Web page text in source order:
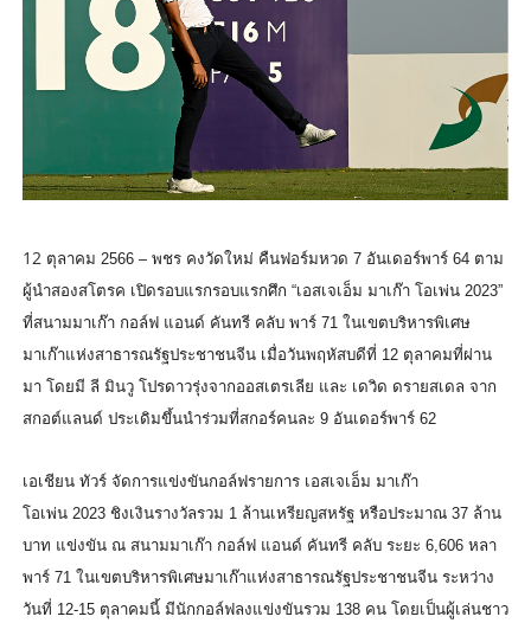
12 ตุลาคม 2566 – พชร คงวัดใหม่ คืนฟอร์มหวด 7 อันเดอร์พาร์ 64 ตาม
ผู้นำสองสโตรค เปิดรอบแรกรอบแรกศึก “เอสเจเอ็ม มาเก๊า โอเพ่น 2023”
ที่สนามมาเก๊า กอล์ฟ แอนด์ คันทรี คลับ พาร์ 71 ในเขตบริหารพิเศษ
มาเก๊าแห่งสาธารณรัฐประชาชนจีน เมื่อวันพฤหัสบดีที่ 12ตุลาคมที่ผ่าน
มา โดยมี ลี มินวู โปรดาวรุ่งจากออสเตรเลีย และ เดวิด ดรายสเดล จาก
สกอต์แลนด์ ประเดิมขึ้นนำร่วมที่สกอร์คนละ 9 อันเดอร์พาร์ 62
เอเชียน ทัวร์ จัดการแข่งขันกอล์ฟรายการ เอสเจเอ็ม มาเก๊า
โอเพ่น 2023ชิงเงินรางวัลรวม 1 ล้านเหรียญสหรัฐ หรือประมาณ 37 ล้าน
บาท แข่งขัน ณ สนามมาเก๊า กอล์ฟ แอนด์ คันทรี คลับ ระยะ 6,606 หลา
พาร์ 71 ในเขตบริหารพิเศษมาเก๊าแห่งสาธารณรัฐประชาชนจีน ระหว่าง
วันที่ 12-15 ตุลาคมนี้ มีนักกอล์ฟลงแข่งขันรวม 138 คน โดยเป็นผู้เล่นชาว